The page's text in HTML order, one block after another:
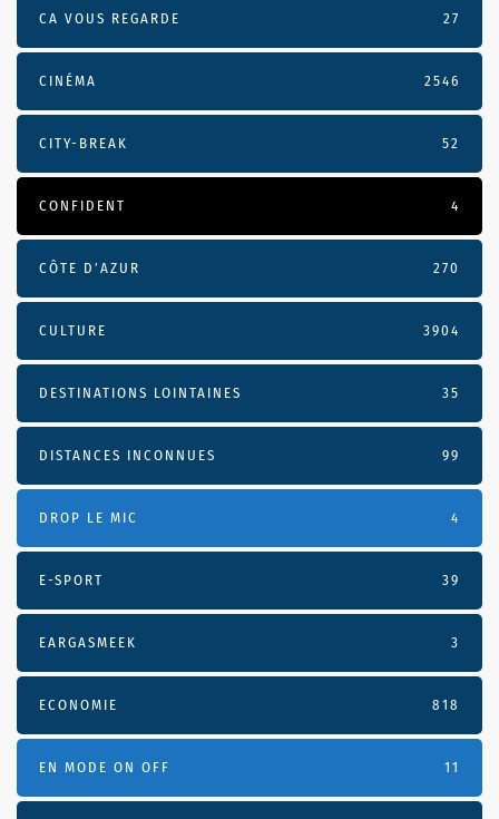
CA VOUS REGARDE 27
CINÉMA 2546
CITY-BREAK 52
CONFIDENT 4
CÔTE D’AZUR 270
CULTURE 3904
DESTINATIONS LOINTAINES 35
DISTANCES INCONNUES 99
DROP LE MIC 4
E-SPORT 39
EARGASMEEK 3
ECONOMIE 818
EN MODE ON OFF 11